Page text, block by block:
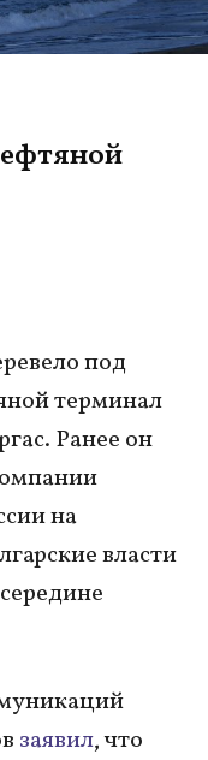
под
терминал
Ранее он
на
власти
заявил, что